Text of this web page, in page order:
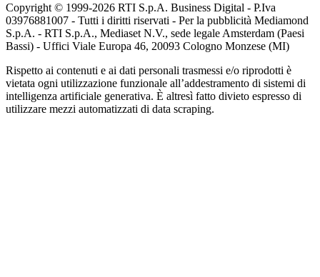
Copyright © 1999-2026 RTI S.p.A. Business Digital - P.Iva
03976881007 - Tutti i diritti riservati - Per la pubblicità Mediamond
S.p.A. - RTI S.p.A., Mediaset N.V., sede legale Amsterdam (Paesi
Bassi) - Uffici Viale Europa 46, 20093 Cologno Monzese (MI)
Rispetto ai contenuti e ai dati personali trasmessi e/o riprodotti è
vietata ogni utilizzazione funzionale all’addestramento di sistemi di
intelligenza artificiale generativa. È altresì fatto divieto espresso di
utilizzare mezzi automatizzati di data scraping.